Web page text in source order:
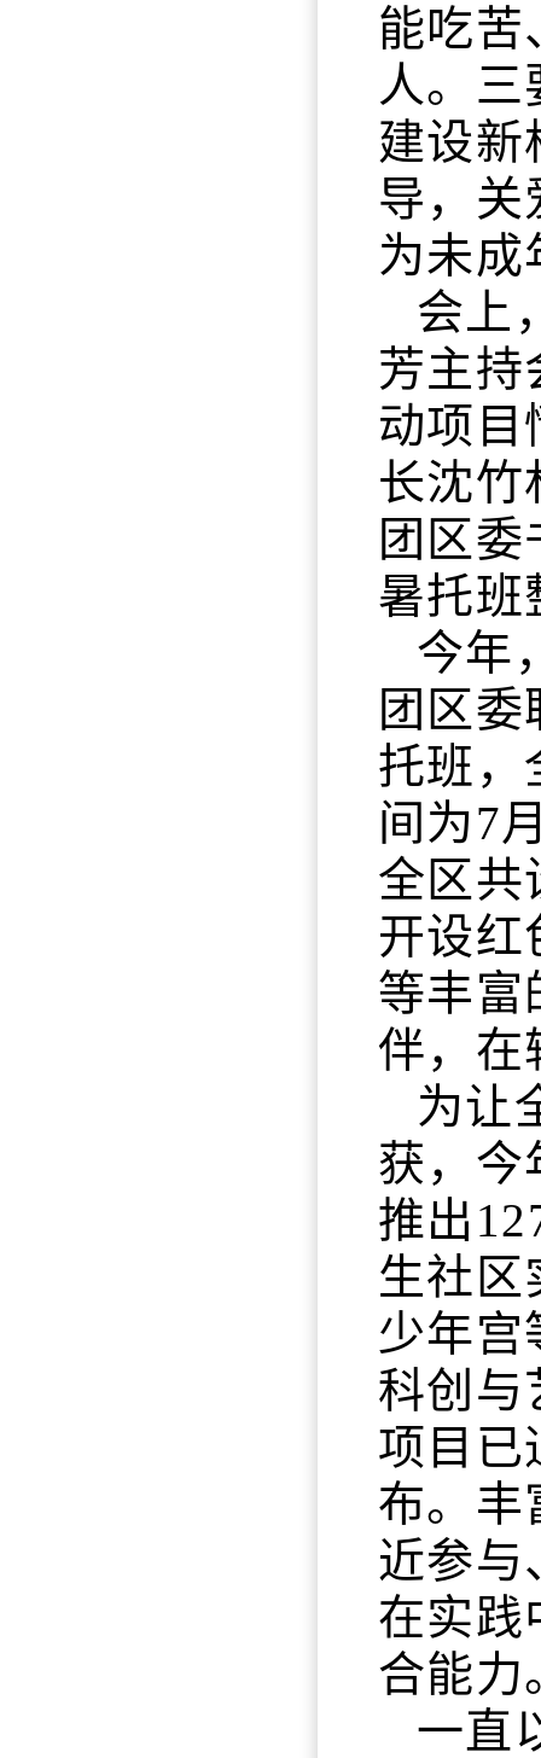
能吃苦
人。
建设新
导，关
为未成
会上
芳主持
动项目
长沈竹
团区
暑托班
今年
团区
托班，
间为7
全区共
开设红
等丰富
伴，在
为让
获，今
推出
生社区
少年宫
科创与
项目已
布。丰
近参与
在实践
合能力
一直